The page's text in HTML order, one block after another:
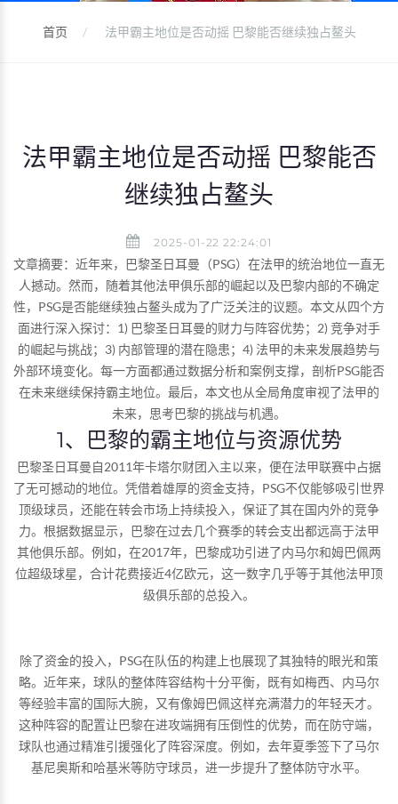
首页 法甲霸主地位是否动摇 巴黎能否继续独占鳌头
法甲霸主地位是否动摇 巴黎能否
继续独占鳌头
2025-01-22 22:24:01
文章摘要：近年来，巴黎圣日耳曼（PSG）在法甲的统治地位一直无
人撼动。然而，随着其他法甲俱乐部的崛起以及巴黎内部的不确定
性，PSG是否能继续独占鳌头成为了广泛关注的议题。本文从四个方
面进行深入探讨：1) 巴黎圣日耳曼的财力与阵容优势；2) 竞争对手
的崛起与挑战；3) 内部管理的潜在隐患；4) 法甲的未来发展趋势与
外部环境变化。每一方面都通过数据分析和案例支撑，剖析PSG能否
在未来继续保持霸主地位。最后，本文也从全局角度审视了法甲的
未来，思考巴黎的挑战与机遇。
1、巴黎的霸主地位与资源优势
巴黎圣日耳曼自2011年卡塔尔财团入主以来，便在法甲联赛中占据
了无可撼动的地位。凭借着雄厚的资金支持，PSG不仅能够吸引世界
顶级球员，还能在转会市场上持续投入，保证了其在国内外的竞争
力。根据数据显示，巴黎在过去几个赛季的转会支出都远高于法甲
其他俱乐部。例如，在2017年，巴黎成功引进了内马尔和姆巴佩两
位超级球星，合计花费接近4亿欧元，这一数字几乎等于其他法甲顶
级俱乐部的总投入。
除了资金的投入，PSG在队伍的构建上也展现了其独特的眼光和策
略。近年来，球队的整体阵容结构十分平衡，既有如梅西、内马尔
等经验丰富的国际大腕，又有像姆巴佩这样充满潜力的年轻天才。
这种阵容的配置让巴黎在进攻端拥有压倒性的优势，而在防守端，
球队也通过精准引援强化了阵容深度。例如，去年夏季签下了马尔
基尼奥斯和哈基米等防守球员，进一步提升了整体防守水平。